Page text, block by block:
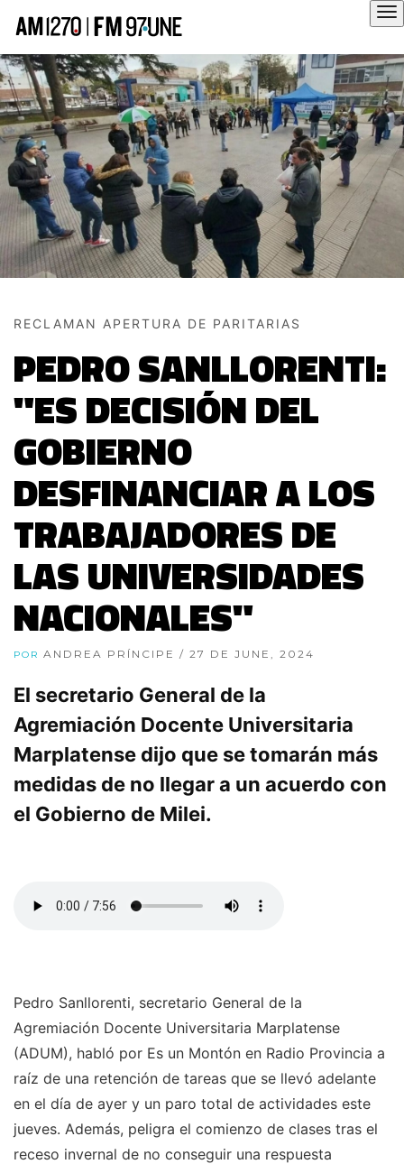
RECLAMAN APERTURA DE PARITARIAS
PEDRO SANLLORENTI:
"ES DECISIÓN DEL
GOBIERNO
DESFINANCIAR A LOS
TRABAJADORES DE
LAS UNIVERSIDADES
NACIONALES"
POR ANDREA PRÍNCIPE / 27 DE JUNE, 2024
El secretario General de la
Agremiación Docente Universitaria
Marplatense dijo que se tomarán más
medidas de no llegar a un acuerdo con
el Gobierno de Milei.
Pedro Sanllorenti, secretario General de la
Agremiación Docente Universitaria Marplatense
(ADUM), habló por Es un Montón en Radio Provincia a
raíz de una retención de tareas que se llevó adelante
en el día de ayer y un paro total de actividades este
jueves. Además, peligra el comienzo de clases tras el
receso invernal de no conseguir una respuesta